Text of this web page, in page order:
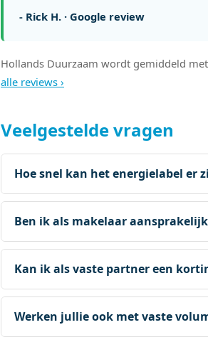
- Rick H. · Google review
Hollands Duurzaam wordt gemiddeld
alle reviews ›
Veelgestelde vragen
Hoe snel kan het energielabel er
Ben ik als makelaar
Kan ik als vaste partner een
Werken jullie ook met vaste